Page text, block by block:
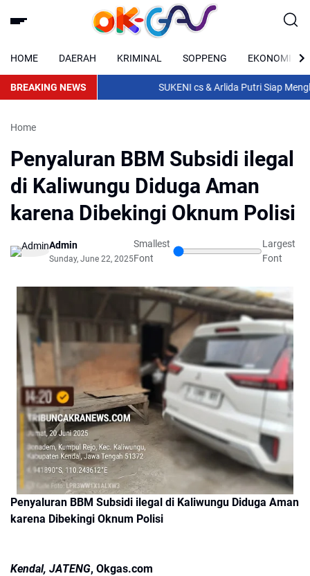
HOME DAERAH KRIMINAL SOPPENG EKONOMI
BREAKING NEWS SUKENI cs & Arlida Putri Siap
Home
Penyaluran BBM Subsidi ilegal
di Kaliwungu Diduga Aman
karena Dibekingi Oknum Polisi
Admin
Sunday, June 22, 2025
Smallest
Font
Largest
Font
Penyaluran BBM Subsidi ilegal di Kaliwungu Diduga Aman
karena Dibekingi Oknum Polisi
Kendal, JATENG, Okgas.com